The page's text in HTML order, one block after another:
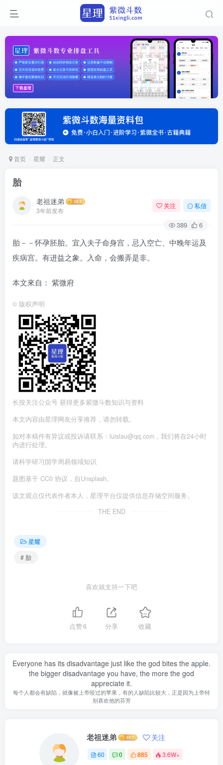
首页 星耀 正文
胎
老祖迷弟
3年前发布
关注 私信
389 6
胎－－怀孕胚胎。宜入夫子命身宫，忌入空亡、中晚年运及
疾病宫。有进益之象。入命，会搬弄是非。
本文來自： 紫微府
© 版权声明
长按关注公众号 获得更多紫微斗数知识与资料
本文内容由星理网友分享推荐，请勿转载。
如对本稿件有异议或投诉请联系：luislau@qq.com，我们将在24小时
内进行处理。
请科学研习国学周易领域知识
题图基于 CC0 协议，自Unsplash。
该文观点仅代表作者本人，星理平台仅提供信息存储空间服务。
THE END
星耀
# 胎
喜欢就支持一下吧
点赞6 分享 收藏
Everyone has its disadvantage just like the god bites the apple.
the bigger disadvantage you have, the more the god
appreciate it.
每个人都会有缺陷，就像被上帝咬过的苹果，有的人缺陷比较大，正是因为上帝特
别喜欢他的芬芳
老祖迷弟 关注
60 0 885 3.6W+